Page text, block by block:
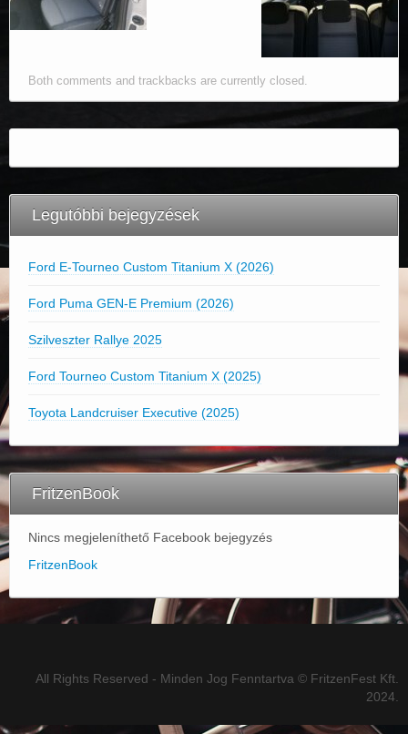
Both comments and trackbacks are currently closed.
Legutóbbi bejegyzések
Ford E-Tourneo Custom Titanium X (2026)
Ford Puma GEN-E Premium (2026)
Szilveszter Rallye 2025
Ford Tourneo Custom Titanium X (2025)
Toyota Landcruiser Executive (2025)
FritzenBook
Nincs megjeleníthető Facebook bejegyzés
FritzenBook
All Rights Reserved - Minden Jog Fenntartva © FritzenFest Kft.
2024.